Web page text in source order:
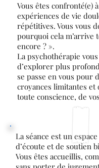
Vous êtes confronté(e)
expériences de vie
répétitives. Vous vous
pourquoi cela m’arrive
encore ? ».
La psychothérapie
d’explorer plus
se passe en vous pour
croyances limitantes et
toute conscience, de
La séance est un espace
d’écoute et de soutien
Vous êtes accueillis,